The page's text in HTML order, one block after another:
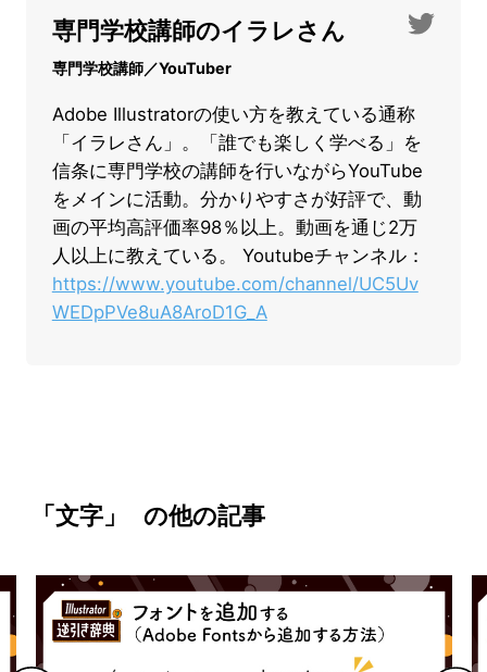
専門学校講師のイラレさん
専門学校講師／YouTuber
Adobe Illustratorの使い方を教えている通称
「イラレさん」。「誰でも楽しく学べる」を
信条に専門学校の講師を行いながらYouTube
をメインに活動。分かりやすさが好評で、動
画の平均高評価率98％以上。動画を通じ2万
人以上に教えている。 Youtubeチャンネル：
https://www.youtube.com/channel/UC5Uv
WEDpPVe8uA8AroD1G_A
「文字」 の他の記事